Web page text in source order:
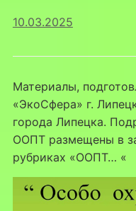
10.03.2025
Материалы,
«ЭкоСфера» г.
города Липецка.
ООПТ размещены в
рубриках «ООПТ… «